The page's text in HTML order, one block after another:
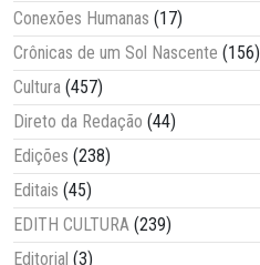
Conexões Humanas (17)
Crônicas de um Sol Nascente (156)
Cultura (457)
Direto da Redação (44)
Edições (238)
Editais (45)
EDITH CULTURA (239)
Editorial (3)